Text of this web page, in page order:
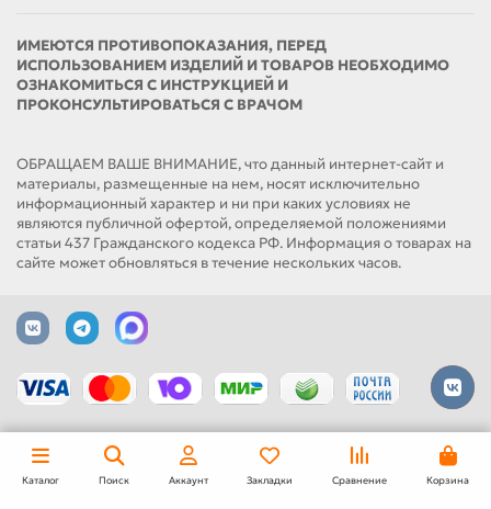
ИМЕЮТСЯ ПРОТИВОПОКАЗАНИЯ, ПЕРЕД
ИСПОЛЬЗОВАНИЕМ ИЗДЕЛИЙ И ТОВАРОВ НЕОБХОДИМО
ОЗНАКОМИТЬСЯ С ИНСТРУКЦИЕЙ И
ПРОКОНСУЛЬТИРОВАТЬСЯ С ВРАЧОМ
ОБРАЩАЕМ ВАШЕ ВНИМАНИЕ, что данный интернет-сайт и
материалы, размещенные на нем, носят исключительно
информационный характер и ни при каких условиях не
являются публичной офертой, определяемой положениями
статьи 437 Гражданского кодекса РФ. Информация о товарах на
сайте может обновляться в течение нескольких часов.
Каталог Поиск Аккаунт Закладки Сравнение Корзина